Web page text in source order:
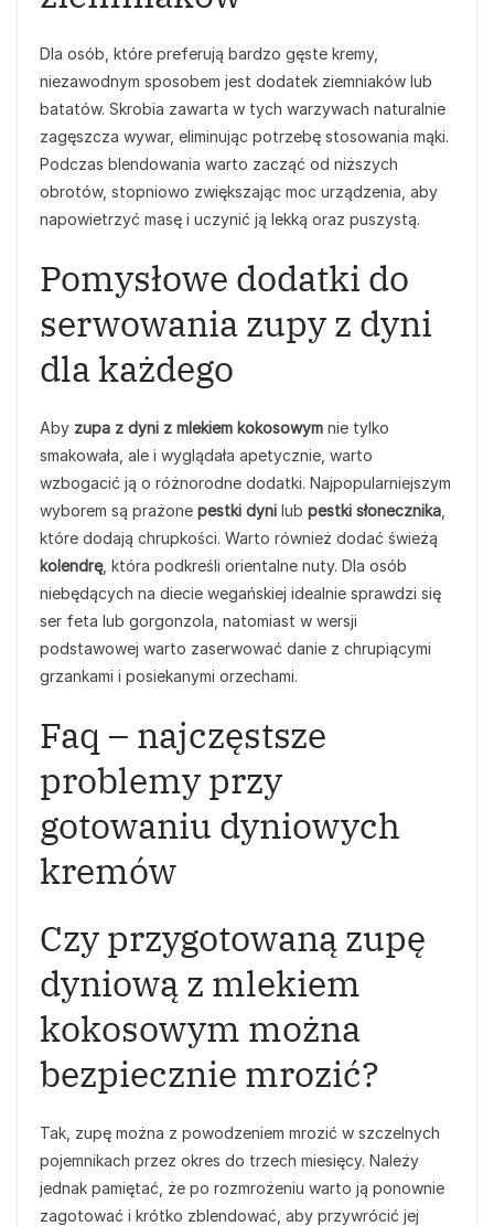
Dla osób, które preferują bardzo gęste kremy,
niezawodnym sposobem jest dodatek ziemniaków lub
batatów. Skrobia zawarta w tych warzywach naturalnie
zagęszcza wywar, eliminując potrzebę stosowania mąki.
Podczas blendowania warto zacząć od niższych
obrotów, stopniowo zwiększając moc urządzenia, aby
napowietrzyć masę i uczynić ją lekką oraz puszystą.
Pomysłowe dodatki do
serwowania zupy z dyni
dla każdego
Aby zupa z dyni z mlekiem kokosowym nie tylko
smakowała, ale i wyglądała apetycznie, warto
wzbogacić ją o różnorodne dodatki. Najpopularniejszym
wyborem są prażone pestki dyni lub pestki słonecznika
które dodają chrupkości. Warto również dodać świeżą
kolendrę, która podkreśli orientalne nuty. Dla osób
niebędących na diecie wegańskiej idealnie sprawdzi się
ser feta lub gorgonzola, natomiast w wersji
podstawowej warto zaserwować danie z chrupiącymi
grzankami i posiekanymi orzechami.
Faq – najczęstsze
problemy przy
gotowaniu dyniowych
kremów
Czy przygotowaną zupę
dyniową z mlekiem
kokosowym można
bezpiecznie mrozić?
Tak, zupę można z powodzeniem mrozić w szczelnych
pojemnikach przez okres do trzech miesięcy. Należy
jednak pamiętać, że po rozmrożeniu warto ją ponownie
zagotować i krótko zblendować, aby przywrócić jej